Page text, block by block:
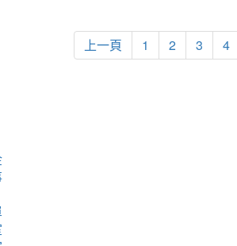
上一頁 1 2 3 4